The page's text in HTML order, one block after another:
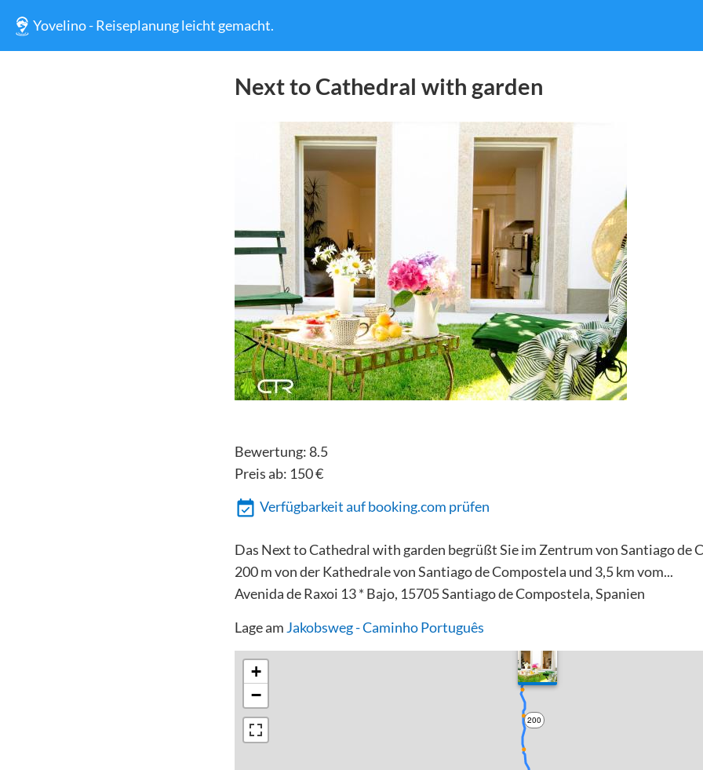
Yovelino - Reiseplanung leicht gemacht.
Next to Cathedral with garden
Bewertung: 8.5
Preis ab: 150€
Verfügbarkeit auf booking.com prüfen
Das Next to Cathedral with garden begrüßt Sie im Zentrum von Santiago de
200 m von der Kathedrale von Santiago de Compostela und 3,5 km vom...
Avenida de Raxoi 13 * Bajo, 15705 Santiago de Compostela, Spanien
Lage am Jakobsweg - Caminho Português
200
+
−